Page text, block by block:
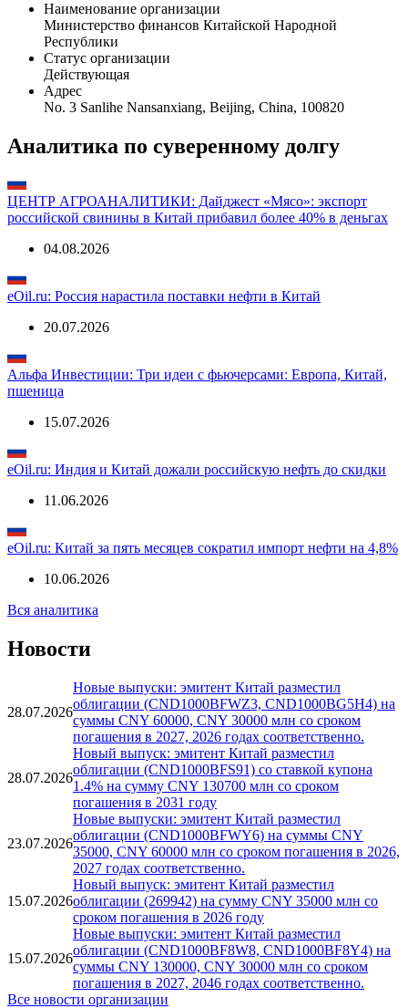
Наименование организации
Министерство финансов Китайской Народной
Республики
Статус организации
Действующая
Адрес
No. 3 Sanlihe Nansanxiang, Beijing, China, 100820
Аналитика по суверенному долгу
ЦЕНТР АГРОАНАЛИТИКИ: Дайджест «Мясо»: экспорт
российской свинины в Китай прибавил более 40% в деньгах
04.08.2026
eOil.ru: Россия нарастила поставки нефти в Китай
20.07.2026
Альфа Инвестиции: Три идеи с фьючерсами: Европа, Китай,
пшеница
15.07.2026
eOil.ru: Индия и Китай дожали российскую нефть до скидки
11.06.2026
eOil.ru: Китай за пять месяцев сократил импорт нефти на 4,8%
10.06.2026
Вся аналитика
Новости
28.07.2026
Новые выпуски: эмитент Китай разместил
облигации (CND1000BFWZ3, CND1000BG5H4) на
суммы CNY 60000, CNY 30000 млн со сроком
погашения в 2027, 2026 годах соответственно.
28.07.2026
Новый выпуск: эмитент Китай разместил
облигации (CND1000BFS91) со ставкой купона
1.4% на сумму CNY 130700 млн со сроком
погашения в 2031 году
23.07.2026
Новые выпуски: эмитент Китай разместил
облигации (CND1000BFWY6) на суммы CNY
35000, CNY 60000 млн со сроком погашения в 2026,
2027 годах соответственно.
15.07.2026
Новый выпуск: эмитент Китай разместил
облигации (269942) на сумму CNY 35000 млн со
сроком погашения в 2026 году
15.07.2026
Новые выпуски: эмитент Китай разместил
облигации (CND1000BF8W8, CND1000BF8Y4) на
суммы CNY 130000, CNY 30000 млн со сроком
погашения в 2027, 2046 годах соответственно.
Все новости организации